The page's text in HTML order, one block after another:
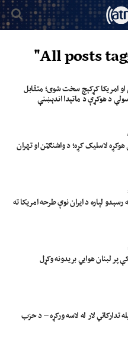
All posts
امریکا کړکېچ سخت شوی؛ متقابل
د هوکړې د ماتېدا اندېښنې
لاسلیک کړه؛ د واشنګټن او تهران
لپاره د ایران نوې طرحه امریکا ته
پر لبنان هوايي بریدونه وکړل
تدارکاتي لار له لاسه ورکړه – د حزب